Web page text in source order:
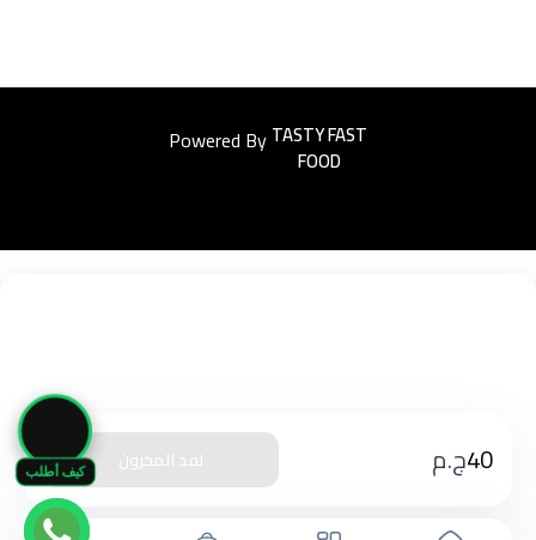
كيف أطلب 40ج.م نفذ المخزون
Powered ByEasyorders